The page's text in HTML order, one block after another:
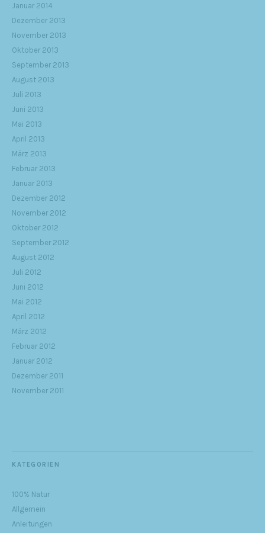
Januar 2014
Dezember 2013
November 2013
Oktober 2013
September 2013
August 2013
Juli 2013
Juni 2013
Mai 2013
April 2013
März 2013
Februar 2013
Januar 2013
Dezember 2012
November 2012
Oktober 2012
September 2012
August 2012
Juli 2012
Juni 2012
Mai 2012
April 2012
März 2012
Februar 2012
Januar 2012
Dezember 2011
November 2011
KATEGORIEN
100% Natur
Allgemein
Anleitungen